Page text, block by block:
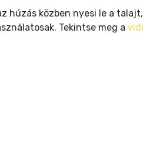
húzás közben nyesi le a
Tekintse meg a